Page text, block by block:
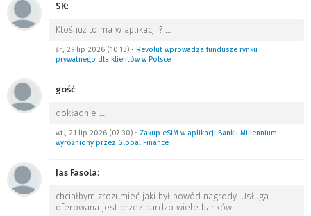
SK:
Ktoś już to ma w aplikacji ? …
śr., 29 lip 2026 (10:13) • Revolut wprowadza fundusze rynku
prywatnego dla klientów w Polsce
gość:
dokładnie …
wt., 21 lip 2026 (07:30) • Zakup eSIM w aplikacji Banku Millennium
wyróżniony przez Global Finance
Jas Fasola:
chciałbym zrozumieć jaki był powód nagrody. Usługa
oferowana jest przez bardzo wiele banków. …